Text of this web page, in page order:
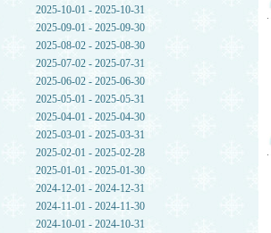
2025-10-01 - 2025-10-31
2025-09-01 - 2025-09-30
2025-08-02 - 2025-08-30
2025-07-02 - 2025-07-31
2025-06-02 - 2025-06-30
2025-05-01 - 2025-05-31
2025-04-01 - 2025-04-30
2025-03-01 - 2025-03-31
2025-02-01 - 2025-02-28
2025-01-01 - 2025-01-30
2024-12-01 - 2024-12-31
2024-11-01 - 2024-11-30
2024-10-01 - 2024-10-31